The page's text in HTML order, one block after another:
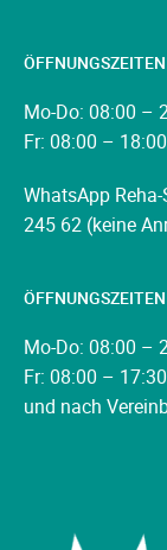
Mo-Do: 08:00 –
Fr: 08:00 – 18:00
WhatsApp
245 62 (keine
Mo-Do: 08:00 –
Fr: 08:00 – 17:30
und nach